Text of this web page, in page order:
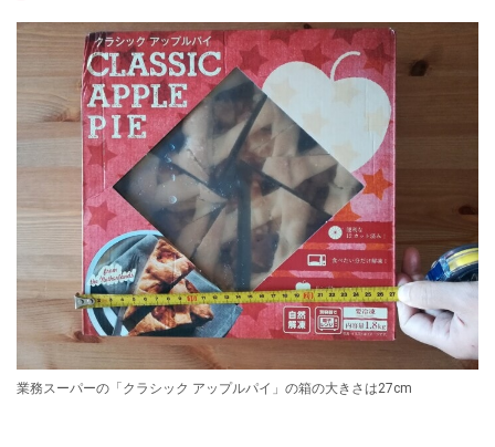
業務スーパーの「クラシック アップルパイ」の箱の大きさは27cm